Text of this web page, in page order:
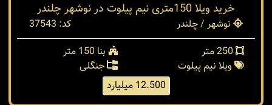
خرید ویلا 150متری نیم پیلوت در نوشهر چلندر
نوشهر / چلندر
کد: 37543
بنا 150 متر
ویلا نیم پیلوت
جنگلی
12.500 میلیارد